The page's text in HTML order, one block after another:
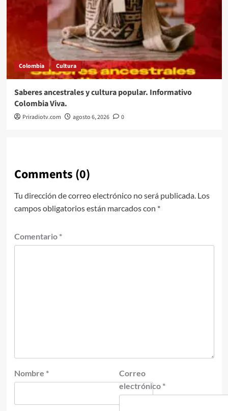
Colombia Cultura
Saberes ancestrales y cultura popular. Informativo
Colombia Viva.
Priradiotv.com agosto 6, 2026 0
Comments (0)
Tu dirección de correo electrónico no será publicada. Los
campos obligatorios están marcados con *
Comentario *
Nombre *
Correo
electrónico *